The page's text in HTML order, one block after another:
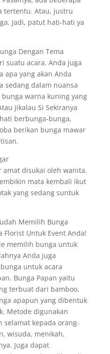
tertentu. Atau, justru
Jadi, patut hati-hati ya
Dengan Tema
suatu acara. Anda juga
apa yang akan Anda
sedang dalam nuansa
warna kuning yang
jikalau Si Sekiranya
berbunga-bunga,
berikan bunga mawar
amat disukai oleh wanita.
mata kembali ikut
yang sedang suntuk
Memilih Bunga
Florist Untuk Event Anda!
memilih bunga untuk
Anda juga
untuk acara
Bunga Papan yaitu
terbuat dari bamboo,
apapun yang dibentuk
Metode digunakan
selamat kepada orang-
wisuda, menikah,
Juga dapat